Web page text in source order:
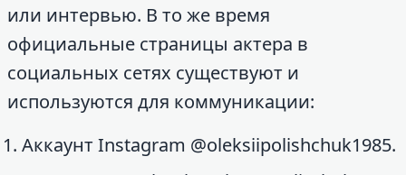
или интервью. В то же время
официальные страницы актера в
социальных сетях существуют и
используются для коммуникации:
Аккаунт Instagram @oleksiipolishchuk1985.